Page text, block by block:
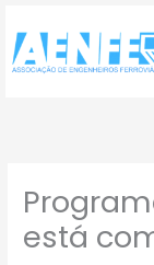
para
conteúdo
está